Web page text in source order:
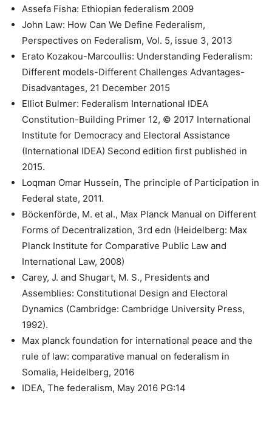
Assefa Fisha: Ethiopian federalism 2009
John Law: How Can We Define Federalism,
Perspectives on Federalism, Vol. 5, issue 3, 2013
Erato Kozakou-Marcoullis: Understanding Federalism:
Different models-Different Challenges Advantages-
Disadvantages, 21 December 2015
Elliot Bulmer: Federalism International IDEA
Constitution-Building Primer 12, © 2017 International
Institute for Democracy and Electoral Assistance
(International IDEA) Second edition first published in
2015.
Loqman Omar Hussein, The principle of Participation in
Federal state, 2011.
Böckenförde, M. et al., Max Planck Manual on Different
Forms of Decentralization, 3rd edn (Heidelberg: Max
Planck Institute for Comparative Public Law and
International Law, 2008)
Carey, J. and Shugart, M. S., Presidents and
Assemblies: Constitutional Design and Electoral
Dynamics (Cambridge: Cambridge University Press,
1992).
Max planck foundation for international peace and the
rule of law: comparative manual on federalism in
Somalia, Heidelberg, 2016
IDEA, The federalism, May 2016 PG:14